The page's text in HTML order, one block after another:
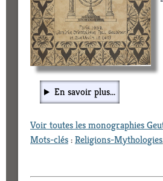
En savoir plus...
Voir toutes les monographies
Mots-clés:Religions-Mythologies